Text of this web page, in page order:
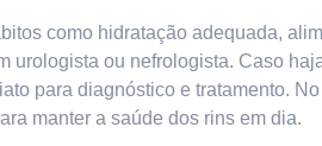
como hidratação adequada,
urologista ou nefrologista. Caso
para diagnóstico e tratamento.
manter a saúde dos rins em dia.